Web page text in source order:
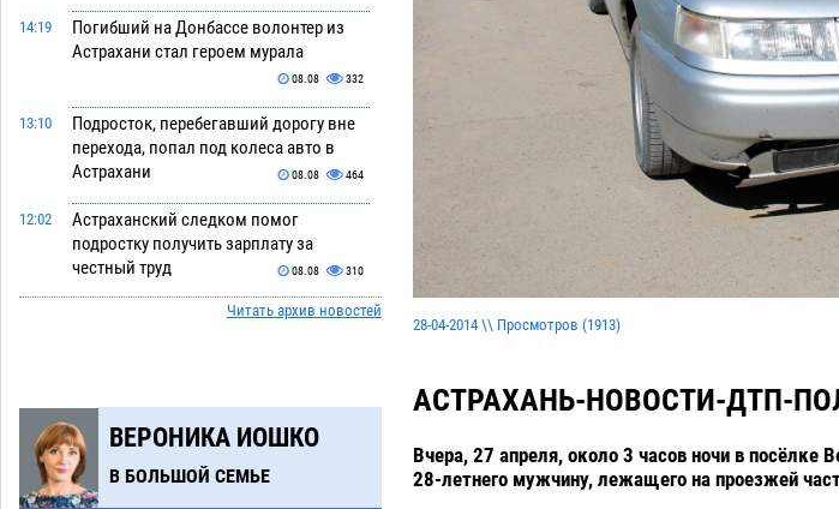
14:19
Погибший на Донбассе волонтер из
Астрахани стал героем мурала
08.08 332
13:10
Подросток, перебегавший дорогу вне
перехода, попал под колеса авто в
Астрахани
08.08 464
12:02
Астраханский следком помог
подростку получить зарплату за
честный труд
08.08 310
Фаворитская ноша: астраханские
09:00
Лидеры чеченской диаспоры в
Астрахани осудили выходку молодого
лихача с улицы Никольской
Читать архив новостей
ВЕРОНИКА ИОШКО
В БОЛЬШОЙ СЕМЬЕ
28-04-2014 \\ Просмотров (1913)
АСТРАХАНЬ-НОВОСТИ-ДТП-
Вчера, 27 апреля, около 3 часов ночи в посёлке
28-летнего мужчину, лежащего на проезжей